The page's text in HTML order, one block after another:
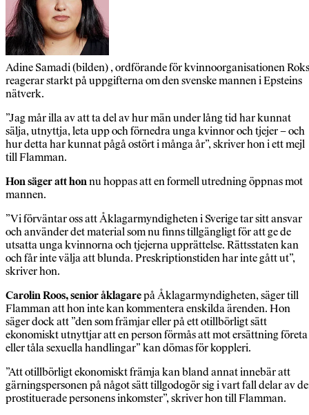
Adine Samadi (bilden) , ordförande för kvinnoorganisationen
reagerar starkt på uppgifterna om den svenske mannen i Epsteins
nätverk.
”Jag mår illa av att ta del av hur män under lång tid har kunnat
sälja, utnyttja, leta upp och förnedra unga kvinnor och tjejer – och
hur detta har kunnat pågå ostört i många år”, skriver hon i ett mejl
till Flamman.
Hon säger att honnu hoppas att en formell utredning öppnas mot
mannen.
”Vi förväntar oss att Åklagarmyndigheten i Sverige tar sitt ansvar
och använder det material som nu finns tillgängligt för att ge de
utsatta unga kvinnorna och tjejerna upprättelse. Rättsstaten kan
och får inte välja att blunda. Preskriptionstiden har inte gått ut”,
skriver hon.
Carolin Roos, senior åklagarepå Åklagarmyndigheten, säger till
Flamman att hon inte kan kommentera enskilda ärenden. Hon
säger dock att ”den som främjar eller på ett otillbörligt sätt
ekonomiskt utnyttjar att en person förmås att mot ersättning företa
eller tåla sexuella handlingar” kan dömas för koppleri.
”Att otillbörligt ekonomiskt främja kan bland annat innebär att
gärningspersonen på något sätt tillgodogör sig i vart fall delar av
prostituerade personens inkomster”, skriver hon till Flamman.